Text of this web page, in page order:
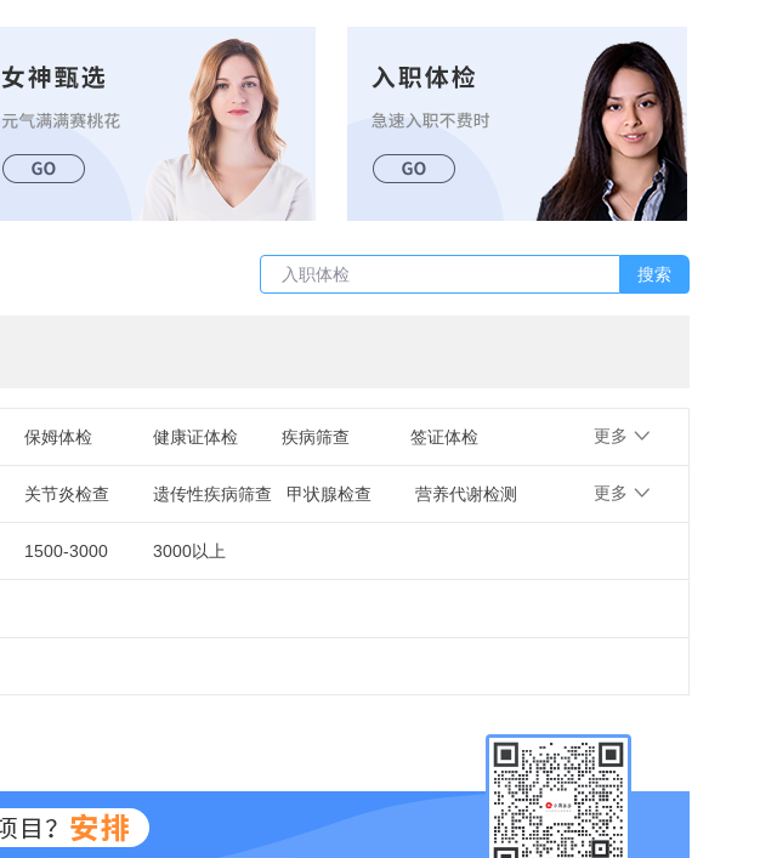
父母体检
男性体检
女性体检
搜索
保姆体检 健康证体检 疾病筛查 签证体检 更多
关节炎检查 遗传性疾病筛查 甲状腺检查 营养代谢检测 更多
1500-3000 3000以上
宁先生 成功预约 2026.08.09 公务员体检套餐
傅先生 成功预约 2026.08.09 公务员体检套餐
傅先生 成功预约 2026.08.10 消化系统疾病筛查
赵先生 成功预约 2026.08.10 消化系统疾病筛查